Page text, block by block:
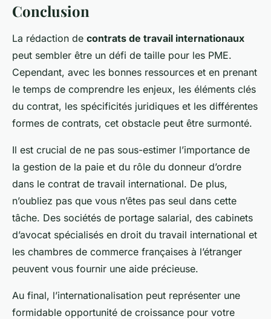
Conclusion
La rédaction de contrats de travail internationaux
peut sembler être un défi de taille pour les PME.
Cependant, avec les bonnes ressources et en prenant
le temps de comprendre les enjeux, les éléments clés
du contrat, les spécificités juridiques et les différentes
formes de contrats, cet obstacle peut être surmonté.
Il est crucial de ne pas sous-estimer l’importance de
la gestion de la paie et du rôle du donneur d’ordre
dans le contrat de travail international. De plus,
n’oubliez pas que vous n’êtes pas seul dans cette
tâche. Des sociétés de portage salarial, des cabinets
d’avocat spécialisés en droit du travail international et
les chambres de commerce françaises à l’étranger
peuvent vous fournir une aide précieuse.
Au final, l’internationalisation peut représenter une
formidable opportunité de croissance pour votre